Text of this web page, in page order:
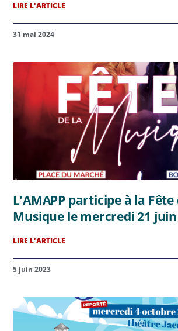
LIRE L'ARTICLE
31 mai 2024
L’AMAPP participe à la Fête
Musique le mercredi 21 juin
LIRE L'ARTICLE
5 juin 2023